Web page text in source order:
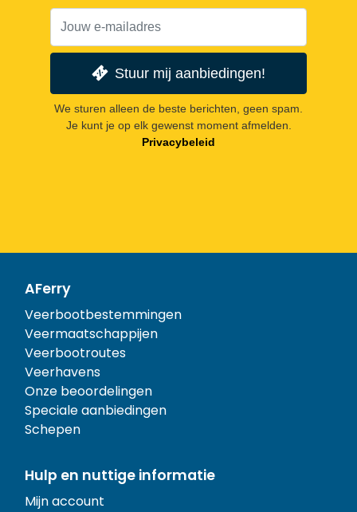
Stuur mij aanbiedingen!
We sturen alleen de beste berichten, geen spam.
Je kunt je op elk gewenst moment afmelden.
Privacybeleid
AFerry
Veerbootbestemmingen
Veermaatschappijen
Veerbootroutes
Veerhavens
Onze beoordelingen
Speciale aanbiedingen
Schepen
Hulp en nuttige informatie
Mijn account